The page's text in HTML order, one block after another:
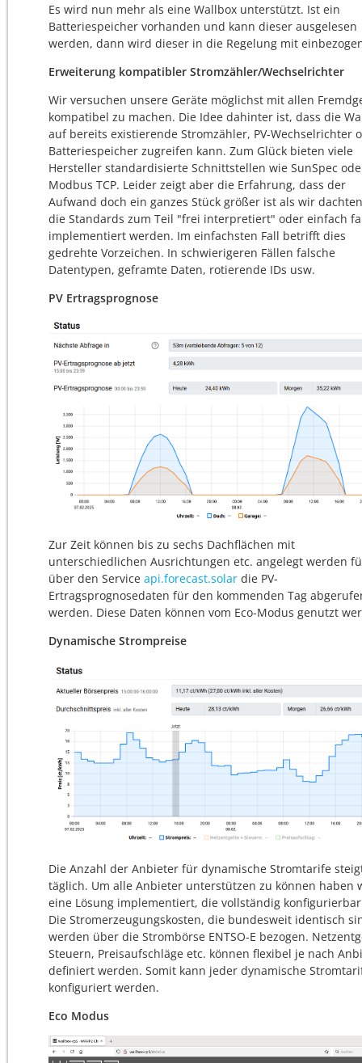
Es wird nun mehr als eine Wallbox unterstützt. Ist ein
Batteriespeicher vorhanden und kann dieser ausgelesen
werden, dann wird dieser in die Regelung mit
Erweiterung kompatibler Stromzähler/Wechselrichter
Wir versuchen unsere Geräte möglichst mit allen
kompatibel zu machen. Die Idee dahinter ist, dass die
auf bereits existierende Stromzähler, PV-Wechselrichter
Batteriespeicher zugreifen kann. Zum Glück bieten viele
Hersteller standardisierte Schnittstellen wie SunSpec
Modbus TCP. Leider zeigt aber die Erfahrung, dass der
Aufwand doch ein ganzes Stück größer ist als wir
die Standards zum Teil "frei interpretiert" oder einfach
implementiert werden. Im einfachsten Fall betrifft dies
gedrehte Vorzeichen. In schwierigeren Fällen falsche
Datentypen, geframte Daten, rotierende IDs usw.
PV Ertragsprognose
Zur Zeit können bis zu sechs Dachflächen mit
unterschiedlichen Ausrichtungen etc. angelegt werden
über den Service api.forecast.solar die PV-
Ertragsprognosedaten für den kommenden Tag
werden. Diese Daten können vom Eco-Modus genutzt
Dynamische Strompreise
Die Anzahl der Anbieter für dynamische Stromtarife
täglich. Um alle Anbieter unterstützen zu können haben
eine Lösung implementiert, die vollständig
Die Stromerzeugungskosten, die bundesweit identisch
werden über die Strombörse ENTSO-E bezogen.
Steuern, Preisaufschläge etc. können flexibel je nach
definiert werden. Somit kann jeder dynamische
konfiguriert werden.
Eco Modus